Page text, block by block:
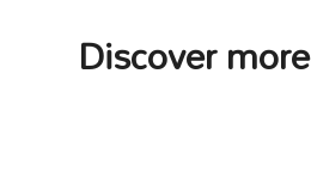
Discover more